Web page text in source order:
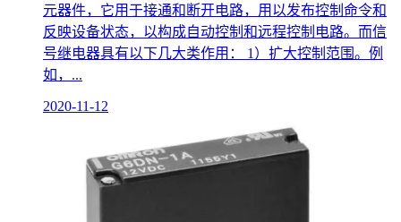
元器件，它用于接通和断开电路，用以发布控制命令和
反映设备状态，以构成自动控制和远程控制电路。而信
号继电器具有以下几大类作用： 1）扩大控制范围。例
如，...
2020-11-12